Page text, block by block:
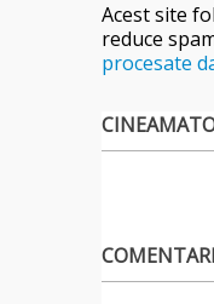
Acest site
reduce
procesate